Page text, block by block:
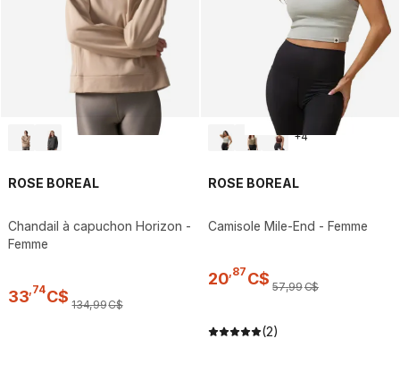
ROSE BOREAL
Chandail à capuchon Horizon -
Femme
33,74C$ 134,99C$
+4
ROSE BOREAL
Camisole Mile-End - Femme
20,87 C$ 57,99C$
(2)